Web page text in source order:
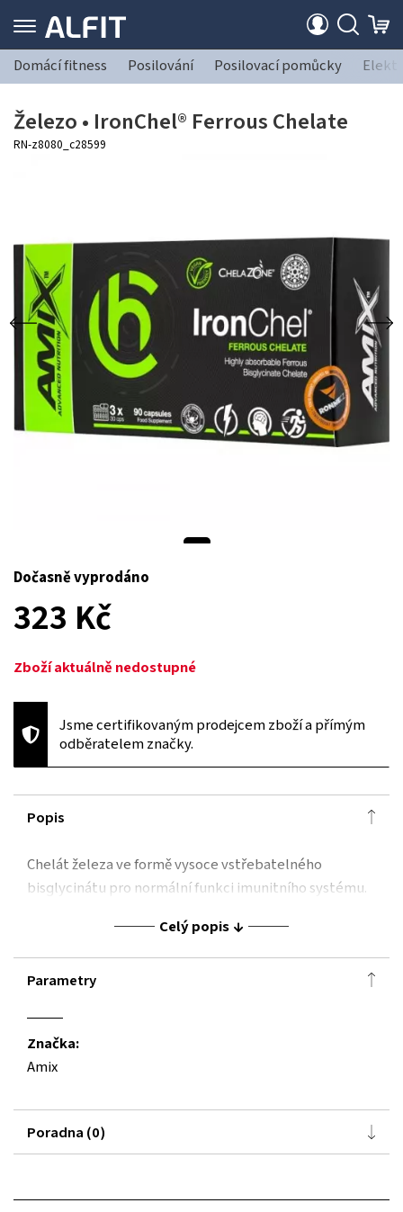
Domácí fitness Posilování Posilovací pomůcky
Železo • IronChel® Ferrous Chelate
RN-z8080_c28599
Dočasně vyprodáno
323 Kč
Zboží aktuálně nedostupné
Jsme certifikovaným prodejcem zboží a přímým
odběratelem značky.
Popis
Chelát železa ve formě vysoce vstřebatelného
bisglycinátu pro normální funkci imunitního systému.
Celý popis
Parametry
Značka:
Amix
Poradna (0)